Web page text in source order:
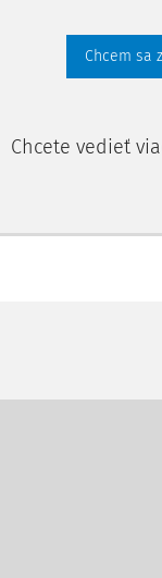
Chcem sa
Chcete vedieť